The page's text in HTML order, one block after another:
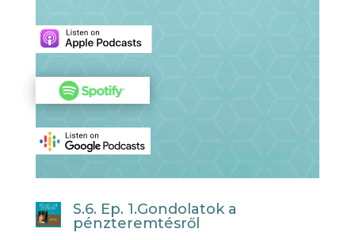
S.6. Ep. 1.Gondolatok a
pénzteremtésről